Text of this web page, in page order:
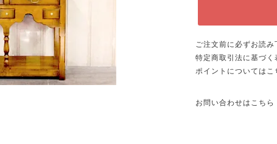
ご注文前に必ずお読み
特定商取引法に基づく
ポイントについてはこ
お問い合わせはこちら